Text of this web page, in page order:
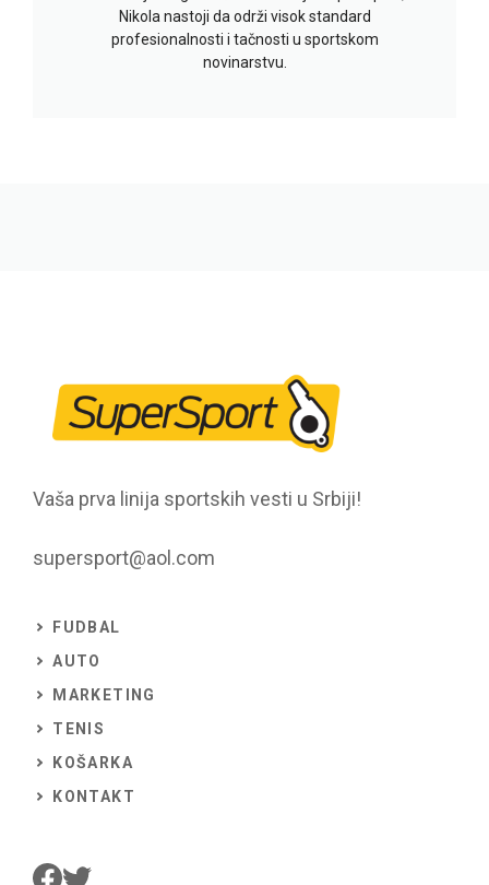
Nikola nastoji da održi visok standard
profesionalnosti i tačnosti u sportskom
novinarstvu.
Vaša prva linija sportskih vesti u Srbiji!
supersport@aol.com
FUDBAL
AUTO
MARKETING
TENIS
KOŠARKA
KONTAKT